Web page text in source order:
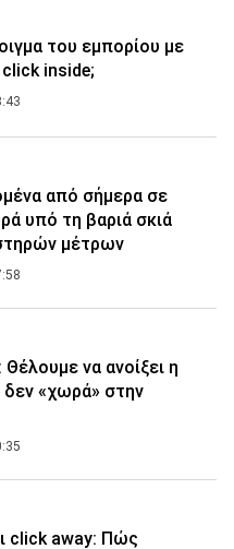
του εμπορίου με
inside;
από σήμερα σε
υπό τη βαριά σκιά
μέτρων
να ανοίξει η
δεν «χωρά» στην
click away: Πώς